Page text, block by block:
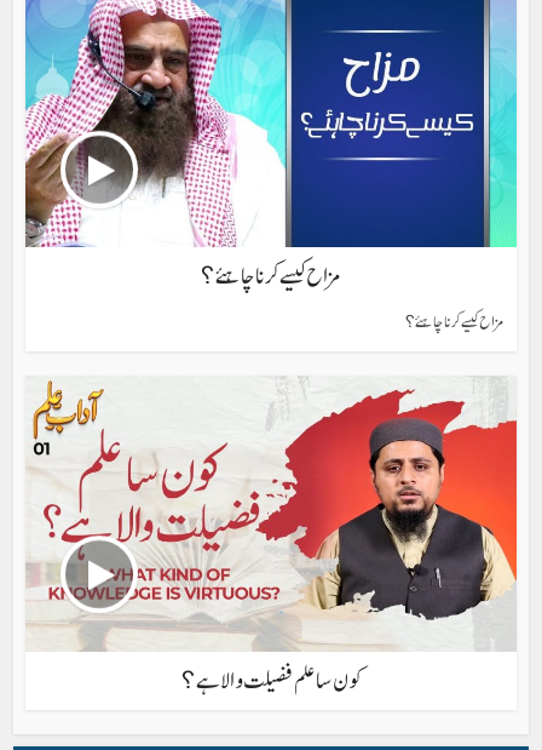
مزاح کیسے کرنا چاہئے؟
مزاح کیسے کرنا چاہئے؟
كون سا علم فضيلت والا ہے؟